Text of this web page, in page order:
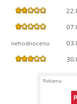
nehodnoceno
Reklama: